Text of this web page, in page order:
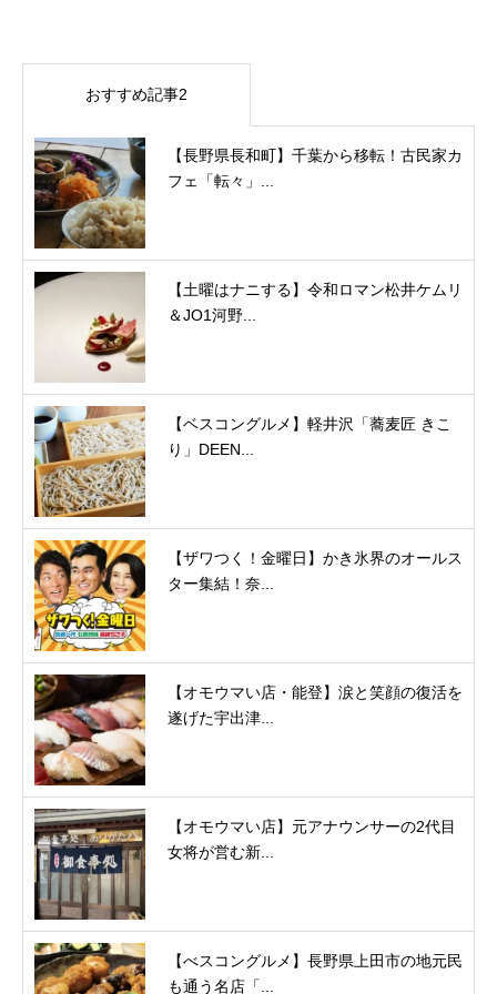
おすすめ記事2
【長野県長和町】千葉から移転！古民家カ
フェ「転々」...
【土曜はナニする】令和ロマン松井ケムリ
＆JO1河野...
【ベスコングルメ】軽井沢「蕎麦匠 きこ
り」DEEN...
【ザワつく！金曜日】かき氷界のオールス
ター集結！奈...
【オモウマい店・能登】涙と笑顔の復活を
遂げた宇出津...
【オモウマい店】元アナウンサーの2代目
女将が営む新...
【べスコングルメ】長野県上田市の地元民
も通う名店「...